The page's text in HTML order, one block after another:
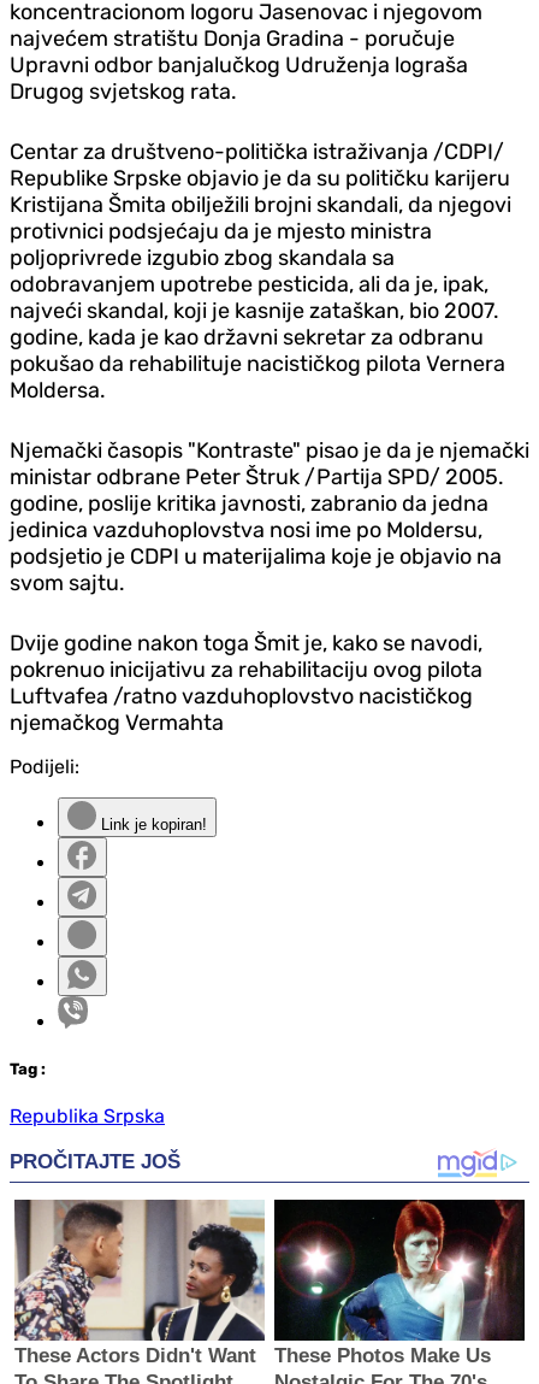
koncentracionom logoru Jasenovac i njegovom
najvećem stratištu Donja Gradina - poručuje
Upravni odbor banjalučkog Udruženja lograša
Drugog svjetskog rata.
Centar za društveno-politička istraživanja /CDPI/
Republike Srpske objavio je da su političku karijeru
Kristijana Šmita obilježili brojni skandali, da njegovi
protivnici podsjećaju da je mjesto ministra
poljoprivrede izgubio zbog skandala sa
odobravanjem upotrebe pesticida, ali da je, ipak,
najveći skandal, koji je kasnije zataškan, bio 2007.
godine, kada je kao državni sekretar za odbranu
pokušao da rehabilituje nacističkog pilota Vernera
Moldersa.
Njemački časopis "Kontraste" pisao je da je njemački
ministar odbrane Peter Štruk /Partija SPD/ 2005.
godine, poslije kritika javnosti, zabranio da jedna
jedinica vazduhoplovstva nosi ime po Moldersu,
podsjetio je CDPI u materijalima koje je objavio na
svom sajtu.
Dvije godine nakon toga Šmit je, kako se navodi,
pokrenuo inicijativu za rehabilitaciju ovog pilota
Luftvafea /ratno vazduhoplovstvo nacističkog
njemačkog Vermahta
Podijeli:
Link je kopiran!
Tag :
Republika Srpska